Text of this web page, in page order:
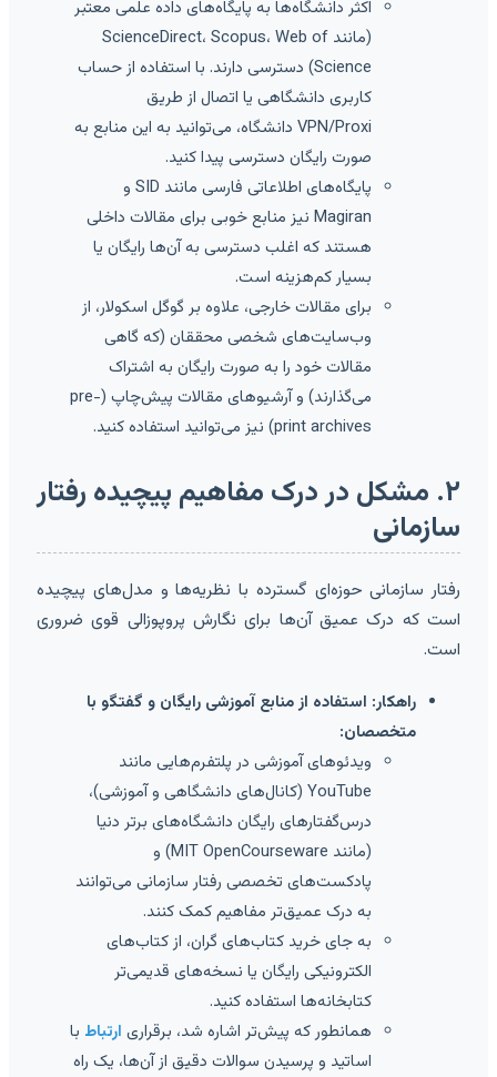
اکثر دانشگاه‌ها به پایگاه‌های داده علمی معتبر
(مانند ScienceDirect، Scopus، Web of
Science) دسترسی دارند. با استفاده از حساب
کاربری دانشگاهی یا اتصال از طریق
VPN/Proxi دانشگاه، می‌توانید به این منابع به
صورت رایگان دسترسی پیدا کنید.
پایگاه‌های اطلاعاتی فارسی مانند SID و
Magiran نیز منابع خوبی برای مقالات داخلی
هستند که اغلب دسترسی به آن‌ها رایگان یا
بسیار کم‌هزینه است.
برای مقالات خارجی، علاوه بر گوگل اسکولار، از
وب‌سایت‌های شخصی محققان (که گاهی
مقالات خود را به صورت رایگان به اشتراک
می‌گذارند) و آرشیوهای مقالات پیش‌چاپ (pre-
print archives) نیز می‌توانید استفاده کنید.
۲. مشکل در درک مفاهیم پیچیده رفتار
سازمانی
رفتار سازمانی حوزه‌ای گسترده با نظریه‌ها و مدل‌های پیچیده
است که درک عمیق آن‌ها برای نگارش پروپوزالی قوی ضروری
راهکار: استفاده از منابع آموزشی رایگان و گفتگو با
متخصصان:
ویدئوهای آموزشی در پلتفرم‌هایی مانند
YouTube (کانال‌های دانشگاهی و آموزشی)،
درس‌گفتارهای رایگان دانشگاه‌های برتر دنیا
(مانند MIT OpenCourseware) و
پادکست‌های تخصصی رفتار سازمانی می‌توانند
به درک عمیق‌تر مفاهیم کمک کنند.
به جای خرید کتاب‌های گران، از کتاب‌های
الکترونیکی رایگان یا نسخه‌های قدیمی‌تر
کتابخانه‌ها استفاده کنید.
همانطور که پیش‌تر اشاره شد، برقراریارتباطبا
اساتید و پرسیدن سوالات دقیق از آن‌ها، یک راه